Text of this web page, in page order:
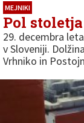
MEJNIKI
Pol
29. decembra
v Sloveniji.
Vrhniko in